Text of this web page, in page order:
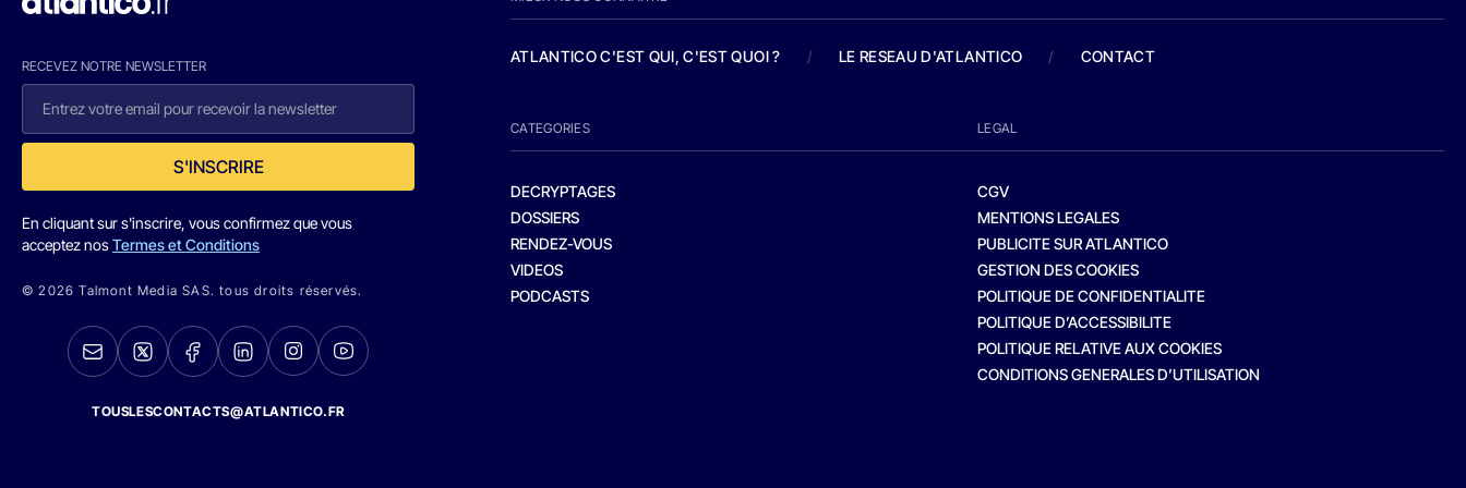
RECEVEZ NOTRE NEWSLETTER
S'INSCRIRE
En cliquant sur s'inscrire, vous confirmez que vous
acceptez nosTermes et Conditions
© 2026 Talmont Media SAS. tous droits réservés.
TOUSLESCONTACTS@ATLANTICO.FR
ATLANTICO C'EST QUI, C'EST QUOI ? / LE RESEAU D'ATLANTICO / CONTACT
CATEGORIES
DECRYPTAGES
DOSSIERS
RENDEZ-VOUS
VIDEOS
PODCASTS
LEGAL
CGV
MENTIONS LEGALES
PUBLICITE SUR ATLANTICO
GESTION DES COOKIES
POLITIQUE DE CONFIDENTIALITE
POLITIQUE D’ACCESSIBILITE
POLITIQUE RELATIVE AUX COOKIES
CONDITIONS GENERALES D’UTILISATION